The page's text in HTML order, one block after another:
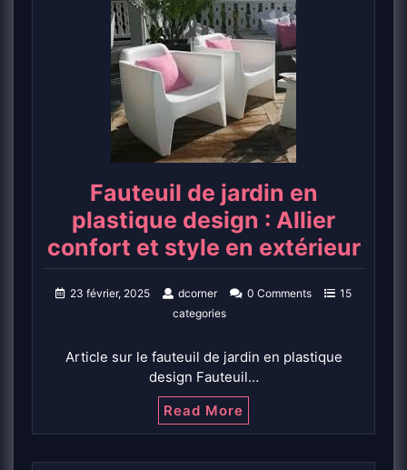
Fauteuil de jardin en
plastique design : Allier
confort et style en extérieur
23 février, 2025 dcorner 0 Comments
15
categories
Article sur le fauteuil de jardin en plastique
design Fauteuil…
Read More